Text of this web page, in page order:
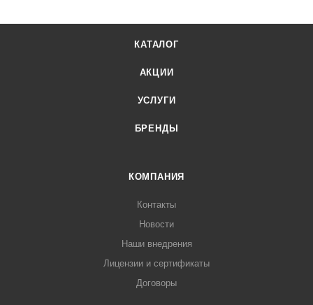
КАТАЛОГ
АКЦИИ
УСЛУГИ
БРЕНДЫ
КОМПАНИЯ
Контакты
Новости
Наши внедрения
Лицензии и сертификаты
Договоры